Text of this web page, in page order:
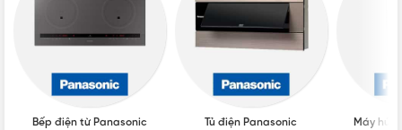
XUẤT XỨ
Bếp điện từ Panasonic Tủ điện Panasonic Máy hút